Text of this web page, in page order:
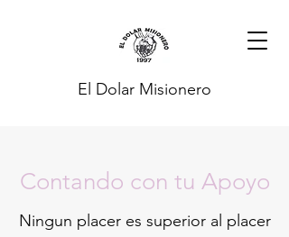
El Dolar Misionero
Contando con tu Apoyo
Ningun placer es superior al placer